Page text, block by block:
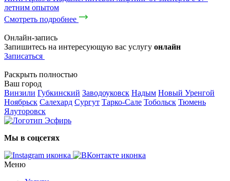
летним опытом
Смотреть подробнее
Онлайн-запись
Запишитесь на интересующую вас услугу онлайн
Записаться
Раскрыть полностью
Ваш город
Винзили Губкинский Заводоуковск Надым Новый Уренгой
Ноябрьск Салехард Сургут Тарко-Сале Тобольск Тюмень
Ялуторовск
Мы в соцсетях
Меню